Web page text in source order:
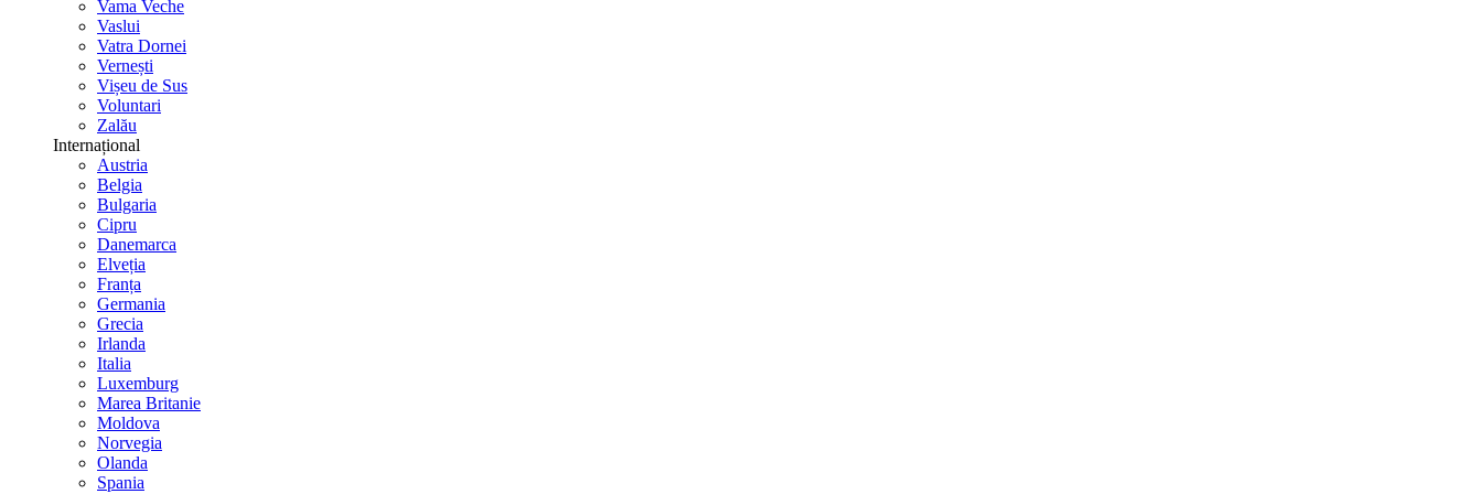
Vama Veche
Vaslui
Vatra Dornei
Vernești
Vișeu de Sus
Voluntari
Zalău
Internațional
Austria
Belgia
Bulgaria
Cipru
Danemarca
Elveția
Franța
Germania
Grecia
Irlanda
Italia
Luxemburg
Marea Britanie
Moldova
Norvegia
Olanda
Spania